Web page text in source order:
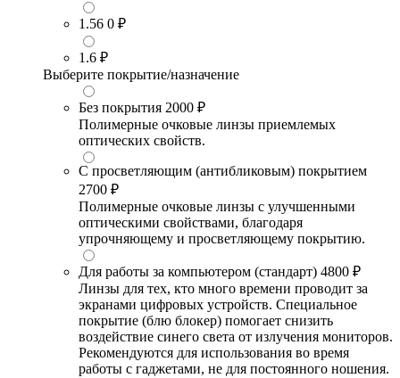
1.56 0 ₽
1.6 ₽
Выберите покрытие/назначение
Без покрытия 2000 ₽
Полимерные очковые линзы приемлемых
оптических свойств.
С просветляющим (антибликовым) покрытием
2700 ₽
Полимерные очковые линзы с улучшенными
оптическими свойствами, благодаря
упрочняющему и просветляющему покрытию.
Для работы за компьютером (стандарт) 4800 ₽
Линзы для тех, кто много времени проводит за
экранами цифровых устройств. Специальное
покрытие (блю блокер) помогает снизить
воздействие синего света от излучения мониторов.
Рекомендуются для использования во время
работы с гаджетами, не для постоянного ношения.